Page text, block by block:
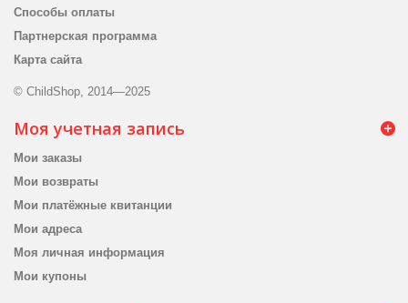
Способы оплаты
Партнерская программа
Карта сайта
© ChildShop, 2014—2025
Моя учетная запись
Мои заказы
Мои возвраты
Мои платёжные квитанции
Мои адреса
Моя личная информация
Мои купоны